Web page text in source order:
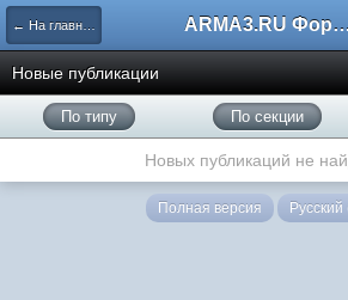
← На главную ARMA3.RU
Новые публикации
По типу По секции
Новых публикаций не
Полная версия Русский